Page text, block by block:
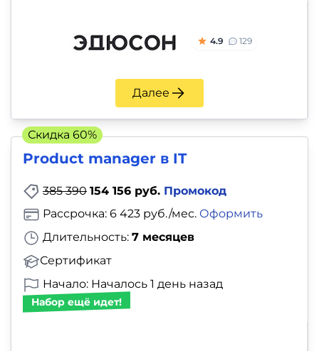
4.9 129
Далее
Product manager в IT
385 390 154 156 руб. Промокод
Длительность: 7 месяцев
Сертификат
Рассрочка: 6 423 руб./мес. Оформить
Начало: Началось 1 день назад
Набор ещё идет!
Скидка 60%